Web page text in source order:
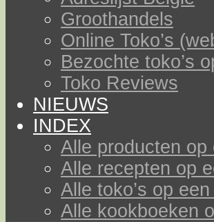
Groothandels
Online Toko’s
Bezochte toko’s
Toko Reviews
NIEUWS
INDEX
Alle producten op
Alle recepten op
Alle toko’s op
Alle kookboeken